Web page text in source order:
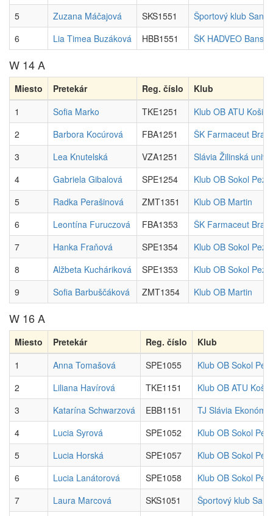
5
Zuzana Máčajová SKS1551
Športový klub
6
Lia Timea Buzáková HBB1551 ŠK HADVEO
W 14 A
Miesto Pretekár Reg. číslo
Klub
1
Sofia Marko TKE1251
Klub OB ATU Košice
2
Barbora Kocúrová FBA1251
ŠK Farmaceut
3
Lea Knutelská VZA1251
Slávia Žilinská
4
Gabriela Gibalová SPE1254
Klub OB Sokol
5
Radka Perašinová ZMT1351
Klub OB Martin
6
Leontína Furuczová FBA1353
ŠK Farmaceut
7
Hanka Fraňová SPE1354
Klub OB Sokol
8
Alžbeta Kucháriková SPE1353
Klub OB Sokol
9
Sofia Barbuščáková ZMT1354 Klub OB Martin
W 16 A
Miesto Pretekár Reg. číslo
Klub
1
Anna Tomašová SPE1055
Klub OB Sokol
2
Liliana Havírová TKE1151
Klub OB ATU
3
Katarína Schwarzová EBB1151
TJ Slávia Ekonóm
4
Lucia Syrová SPE1052
Klub OB Sokol
5
Lucia Horská SPE1057
Klub OB Sokol
6
Lucia Lanátorová SPE1058
Klub OB Sokol
7
Laura Marcová SKS1051
Športový klub